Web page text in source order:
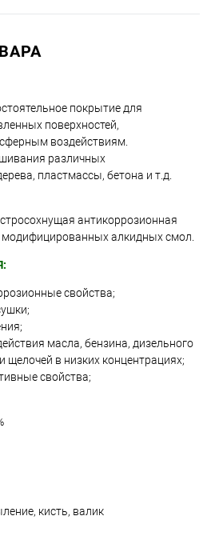
покрытие для
поверхностей,
воздействиям.
различных
пластмассы, бетона и т.д.
антикоррозионная
модифицированных алкидных смол.
свойства;
масла, бензина, дизельного
щелочей в низких концентрациях;
свойства;
кисть, валик